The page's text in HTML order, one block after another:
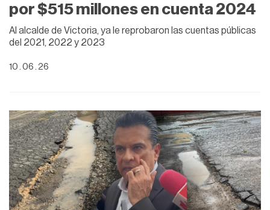
por $515 millones en cuenta 2024
Al alcalde de Victoria, ya le reprobaron las cuentas públicas
del 2021, 2022 y 2023
10 . 06 . 26